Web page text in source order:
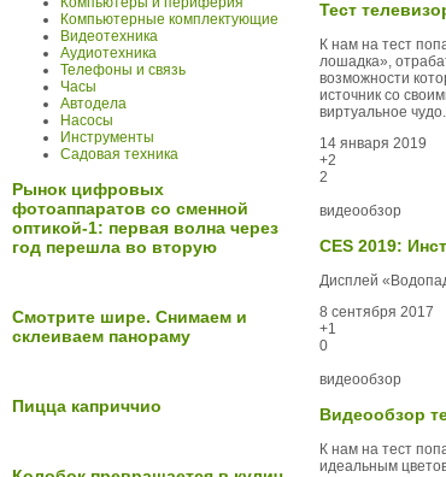
Тест
К нам на тест
лошадка»,
возможности
источник со
виртуальное чудо.
14 января 2019
+2
2
видеообзор
CES 2019:
Дисплей
8 сентября 2017
+1
0
видеообзор
Видеообзор
К нам на тест
идеальным
Компьютерные комплектующие
Видеотехника
Аудиотехника
Телефоны и связь
Часы
Автодела
Насосы
Инструменты
Садовая техника
Рынок цифровых
фотоаппаратов со сменной
оптикой-1: первая волна через
год перешла во вторую
Смотрите шире. Снимаем и
склеиваем панораму
Пицца каприччио